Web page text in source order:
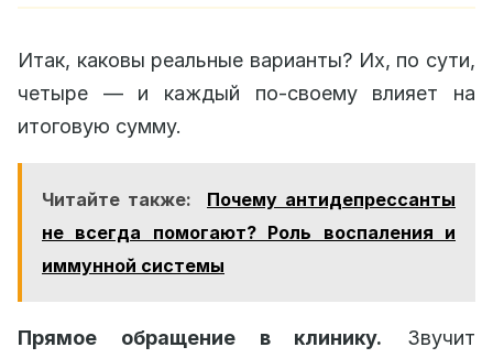
Итак, каковы реальные варианты? Их, по сути,
четыре — и каждый по-своему влияет на
итоговую сумму.
Читайте также:
Почему антидепрессанты
не всегда помогают? Роль воспаления и
иммунной системы
Прямое обращение в клинику. Звучит